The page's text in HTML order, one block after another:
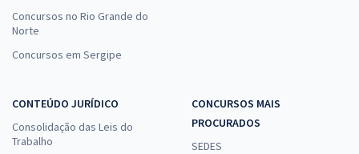
Concursos no Rio Grande do
Norte
Concursos em Sergipe
CONTEÚDO JURÍDICO
Consolidação das Leis do
Trabalho
CONCURSOS MAIS
PROCURADOS
SEDES